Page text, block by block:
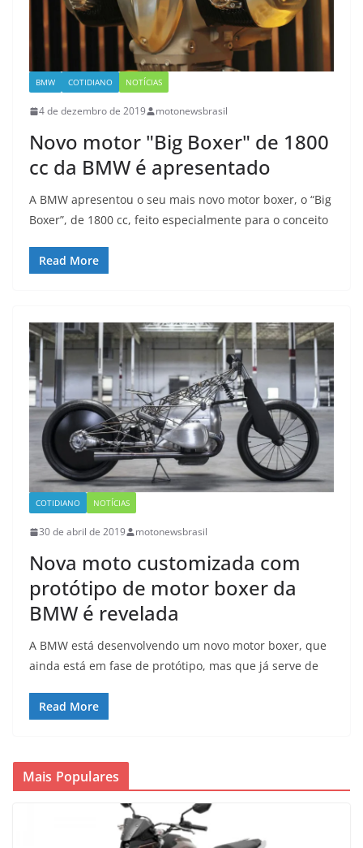
BMW COTIDIANO NOTÍCIAS
4 de dezembro de 2019 motonewsbrasil
Novo motor "Big Boxer" de 1800
cc da BMW é apresentado
A BMW apresentou o seu mais novo motor boxer, o “Big
Boxer”, de 1800 cc, feito especialmente para o conceito
Read More
COTIDIANO NOTÍCIAS
30 de abril de 2019 motonewsbrasil
Nova moto customizada com
protótipo de motor boxer da
BMW é revelada
A BMW está desenvolvendo um novo motor boxer, que
ainda está em fase de protótipo, mas que já serve de
Read More
Mais Populares